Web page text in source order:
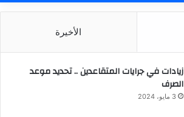
الأخيرة
زيادات في جرايات المتقاعدين .. تحديد موعد
الصرف
3 مايو، 2024